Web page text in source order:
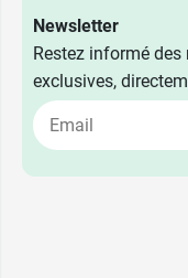
Newsletter
Restez informé
exclusives,